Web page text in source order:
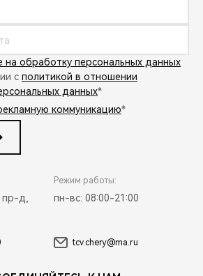
на обработку персональных данных
с политикой в отношении
данных*
коммуникацию*
д,
Режим работы:
пн-вс: 08:00-21:00
tcv.chery@ma.ru